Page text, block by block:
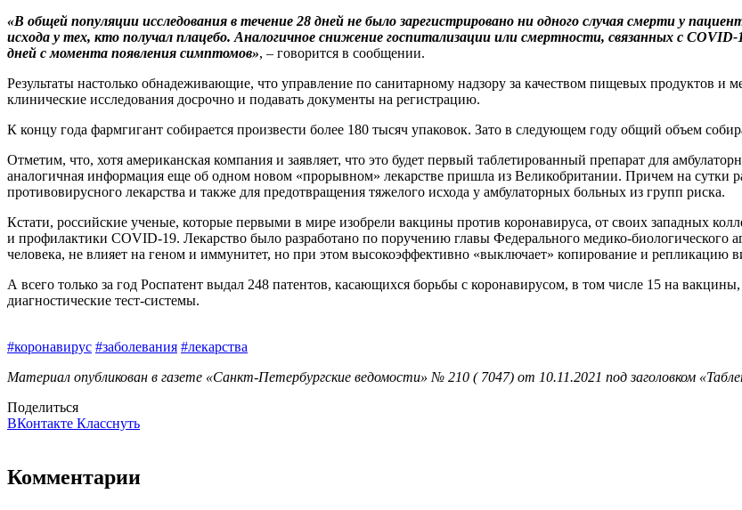
«В общей популяции исследования в течение 28 дней не было зарегистрировано ни одного случая смерти у
исхода у тех, кто получал плацебо. Аналогичное снижение госпитализации или смертности, связанных с
дней с момента появления симптомов», – говорится в сообщении.
Результаты настолько обнадеживающие, что управление по санитарному надзору за качеством пищевых продуктов
клинические исследования досрочно и подавать документы на регистрацию.
К концу года фармгигант собирается произвести более 180 тысяч упаковок. Зато в следующем году общий объем
Отметим, что, хотя американская компания и заявляет, что это будет первый таблетированный препарат для
аналогичная информация еще об одном новом «прорывном» лекарстве пришла из Великобритании. Причем на сутки
противовирусного лекарства и также для предотвращения тяжелого исхода у амбулаторных больных из групп риска.
Кстати, российские ученые, которые первыми в мире изобрели вакцины против коронавируса, от своих западных
и профилактики COVID-19. Лекарство было разработано по поручению главы Федерального медико-биологического
человека, не влияет на геном и иммунитет, но при этом высокоэффективно «выключает» копирование и
А всего только за год Роспатент выдал 248 патентов, касающихся борьбы с коронавирусом, в том числе 15 на
диагностические тест-системы.
#коронавирус #заболевания #лекарства
Материал опубликован в газете «Санкт-Петербургские ведомости» № 210 ( 7047) от 10.11.2021 под заголовком
Поделиться
ВКонтакте Класснуть
Комментарии